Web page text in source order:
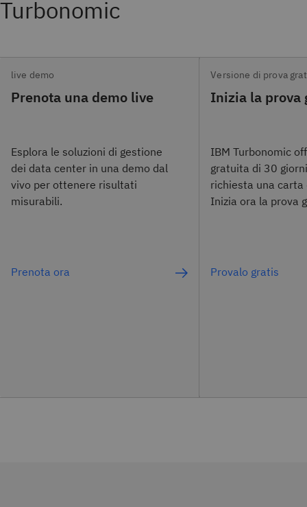
Turbonomic
live demo
Prenota una demo live
Esplora le soluzioni di gestione
dei data center in una demo dal
vivo per ottenere risultati
misurabili.
Prenota ora
Versione di prova
Inizia la prova
IBM Turbonomic
gratuita di 30
richiesta una carta
Inizia ora la prova
Provalo gratis